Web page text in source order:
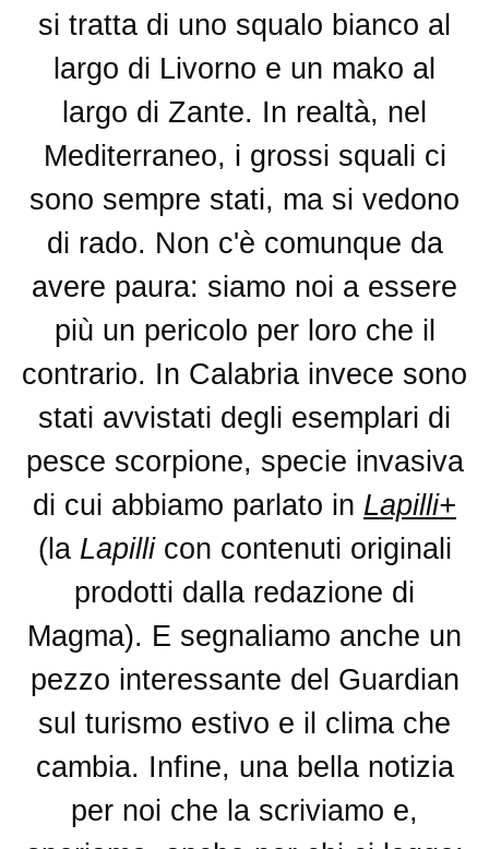
si tratta di uno squalo bianco al
largo di Livorno e un mako al
largo di Zante. In realtà, nel
Mediterraneo, i grossi squali ci
sono sempre stati, ma si vedono
di rado. Non c'è comunque da
avere paura: siamo noi a essere
più un pericolo per loro che il
contrario. In Calabria invece sono
stati avvistati degli esemplari di
pesce scorpione, specie invasiva
di cui abbiamo parlato in Lapilli+
(la Lapillicon contenuti originali
prodotti dalla redazione di
Magma). E segnaliamo anche un
pezzo interessante del Guardian
sul turismo estivo e il clima che
cambia. Infine, una bella notizia
per noi che la scriviamo e,